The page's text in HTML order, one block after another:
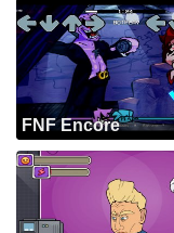
FNF Encore